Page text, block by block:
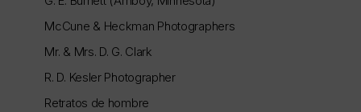
McCune & Heckman Photographers
Mr. & Mrs. D. G. Clark
R. D. Kesler Photographer
Retratos de hombre